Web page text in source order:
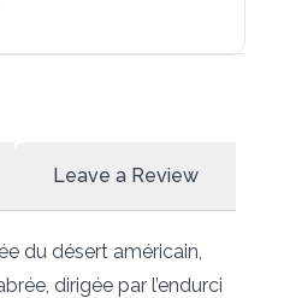
Leave a Review
du désert américain,
dirigée par l’endurci